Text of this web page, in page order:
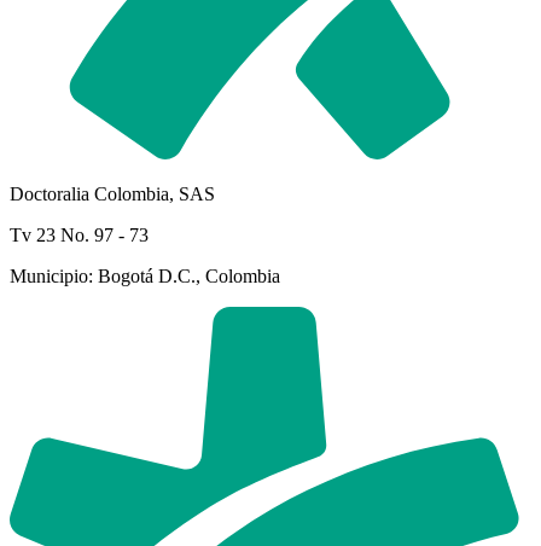
Doctoralia Colombia, SAS
Tv 23 No. 97 - 73
Municipio: Bogotá D.C., Colombia